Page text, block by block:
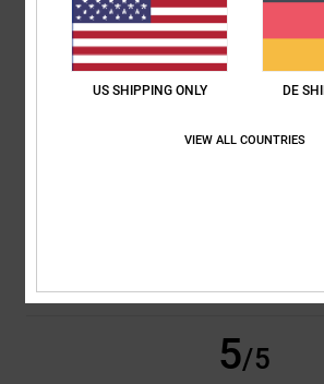
Komfort
5.0
Preis-
5/5
US SHIPPING ONLY DE
VIEW ALL COUNTRIES